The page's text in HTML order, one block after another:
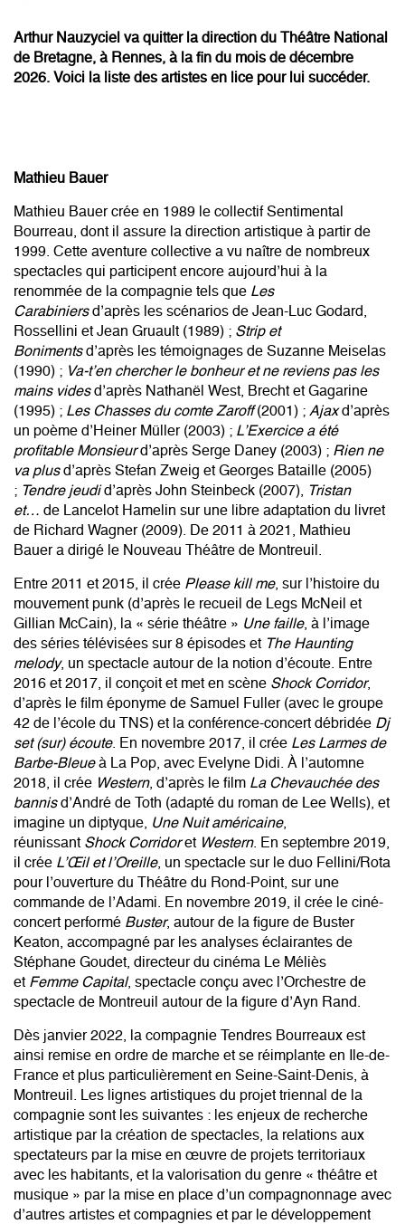
Arthur Nauzyciel va quitter la direction du Théâtre National
de Bretagne, à Rennes, à la fin du mois de décembre
2026. Voici la liste des artistes en lice pour lui succéder.
Mathieu Bauer
Mathieu Bauer crée en 1989 le collectif Sentimental
Bourreau, dont il assure la direction artistique à partir de
1999. Cette aventure collective a vu naître de nombreux
spectacles qui participent encore aujourd’hui à la
renommée de la compagnie tels que Les
Carabiniersd’après les scénarios de Jean-Luc Godard,
Rossellini et Jean Gruault (1989) ; Strip et
Bonimentsd’après les témoignages de Suzanne Meiselas
(1990) ; Va-t’en chercher le bonheur et ne reviens pas les
mains videsd’après Nathanël West, Brecht et Gagarine
(1995) ; Les Chasses du comte Zaroff(2001) ; Ajaxd’après
un poème d’Heiner Müller (2003) ; L’Exercice a été
profitable Monsieurd’après Serge Daney (2003) ; Rien ne
va plusd’après Stefan Zweig et Georges Bataille (2005)
; Tendre jeudid’après John Steinbeck (2007), Tristan
et… de Lancelot Hamelin sur une libre adaptation du livret
de Richard Wagner (2009). De 2011 à 2021, Mathieu
Bauer a dirigé le Nouveau Théâtre de Montreuil.
Entre 2011 et 2015, il crée Please kill me, sur l’histoire du
mouvement punk (d’après le recueil de Legs McNeil et
Gillian McCain), la « série théâtre » Une faille, à l’image
des séries télévisées sur 8 épisodes et The Haunting
melody, un spectacle autour de la notion d’écoute. Entre
2016 et 2017, il conçoit et met en scène Shock Corridor,
d’après le film éponyme de Samuel Fuller (avec le groupe
42 de l’école du TNS) et la conférence-concert débridée Dj
set (sur) écoute. En novembre 2017, il crée Les Larmes de
Barbe-Bleueà La Pop, avec Evelyne Didi. À l’automne
2018, il crée Western, d’après le film La Chevauchée des
bannisd’André de Toth (adapté du roman de Lee Wells), et
imagine un diptyque, Une Nuit américaine,
réunissant Shock Corridoret Western. En septembre 2019,
il crée L’Œil et l’Oreille, un spectacle sur le duo Fellini/Rota
pour l’ouverture du Théâtre du Rond-Point, sur une
commande de l’Adami. En novembre 2019, il crée le ciné-
concert performé Buster, autour de la figure de Buster
Keaton, accompagné par les analyses éclairantes de
Stéphane Goudet, directeur du cinéma Le Méliès
et Femme Capital, spectacle conçu avec l’Orchestre de
spectacle de Montreuil autour de la figure d’Ayn Rand.
Dès janvier 2022, la compagnie Tendres Bourreaux est
ainsi remise en ordre de marche et se réimplante en Ile-de-
France et plus particulièrement en Seine-Saint-Denis, à
Montreuil. Les lignes artistiques du projet triennal de la
compagnie sont les suivantes : les enjeux de recherche
artistique par la création de spectacles, la relations aux
spectateurs par la mise en œuvre de projets territoriaux
avec les habitants, et la valorisation du genre « théâtre et
musique » par la mise en place d’un compagnonnage avec
d’autres artistes et compagnies et par le développement